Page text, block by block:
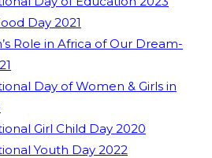
Day 2021
Role in Africa of Our Dream-
Day of Women & Girls in
Girl Child Day 2020
Youth Day 2022